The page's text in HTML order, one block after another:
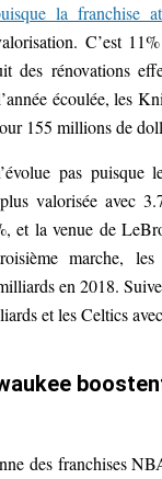
la franchise
C’est
des rénovations
écoulée, les
155 millions de
pas puisque
valorisée avec
et la venue de
marche,
en 2018.
et les Celtics
des franchises